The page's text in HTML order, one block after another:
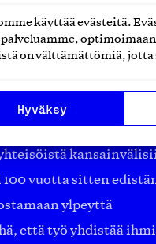
käyttää evästeitä.
on välttämättömiä,
Hyväksy
suomalaisen
vuotta sitten
ylpeyttä
että työ yhdistää